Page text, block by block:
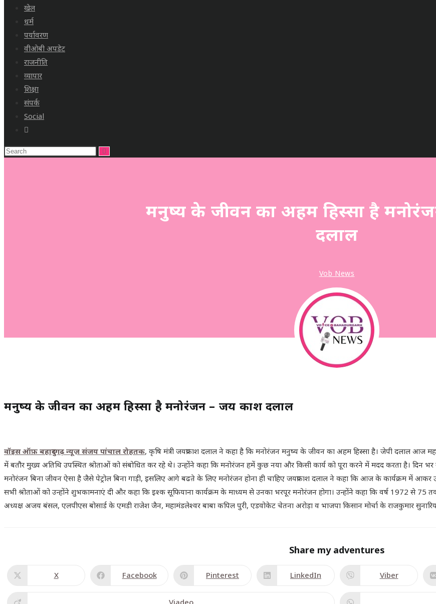
खेल
धर्म
पर्यावरण
वीओबी अपडेट
राजनीति
व्यापार
शिक्षा
संपर्क
Social
मनुष्य के जीवन का अहम हिस्सा है
दलाल
Vob News
मनुष्य के जीवन का अहम हिस्सा है मनोरंजन – जय प्रकाश दलाल
वॉइस ऑफ़ बहादुरगढ़ न्यूज़ संजय पांचाल रोहतक, कृषि मंत्री जयप्रकाश दलाल ने कहा है कि मनोरंजन मनुष्य के जीवन का अहम हिस्सा है। जेपी दलाल आज
में बतौर मुख्य अतिथि उपस्थित श्रोताओं को संबोधित कर रहे थे। उन्होंने कहा कि मनोरंजन हमें कुछ नया और किसी कार्य को पूरा करने में मदद करता है।
मनोरंजन बिना जीवन ऐसा है जैसे पेट्रोल बिना गाड़ी, इसलिए आगे बढऩे के लिए मनोरंजन होना ही चाहिए जयप्रकाश दलाल ने कहा कि आज के कार्यक्रम में आकर
सभी श्रोताओं को उन्होंने शुभकामनाएं दी और कहा कि इश्क सूफियाना कार्यक्रम के माध्यम से उनका भरपूर मनोरंजन होगा। उन्होंने कहा कि वर्ष 1972 से 75
अध्यक्ष अजय बंसल, एलपीएस बोसार्ड के एमडी राजेश जैन, महामंडलेश्वर बाबा कपिल पुरी, एडवोकेट चेतना अरोड़ा व भाजपा किसान मोर्चा के राजकुमार
Share my adventures
X Facebook Pinterest LinkedIn Viber